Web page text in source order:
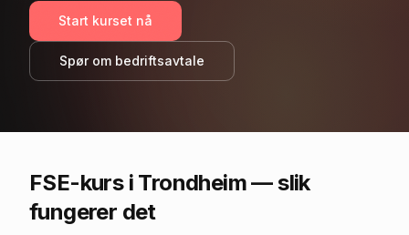
Start kurset nå
Spør om bedriftsavtale
FSE-kurs i Trondheim— slik
fungerer det